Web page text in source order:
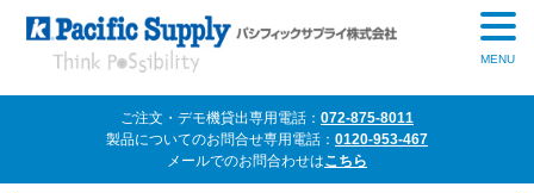
MENU
ご注文・デモ機貸出専用電話： 072-875-8011
製品についてのお問合せ専用電話： 0120-953-467
メールでのお問合わせはこちら